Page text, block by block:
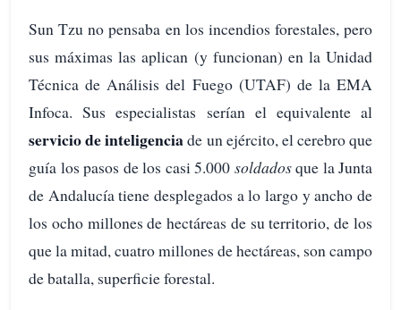
Sun Tzu no pensaba en los incendios forestales, pero
sus máximas las aplican (y funcionan) en la Unidad
Técnica de Análisis del Fuego (UTAF) de la EMA
Infoca. Sus especialistas serían el equivalente al
servicio de inteligenciade un ejército, el cerebro que
guía los pasos de los casi 5.000 soldadosque la Junta
de Andalucía tiene desplegados a lo largo y ancho de
los ocho millones de hectáreas de su territorio, de los
que la mitad, cuatro millones de hectáreas, son campo
de batalla, superficie forestal.